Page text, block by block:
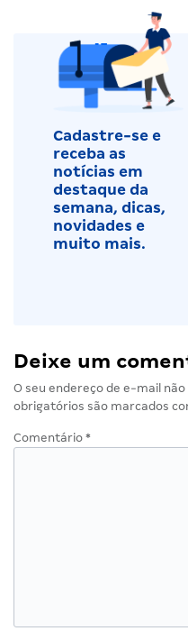
Cadastre-se e
receba as
notícias em
destaque da
semana, dicas,
novidades e
muito mais.
Deixe um
O seu endereço de e-mail
obrigatórios são marcados
Comentário *